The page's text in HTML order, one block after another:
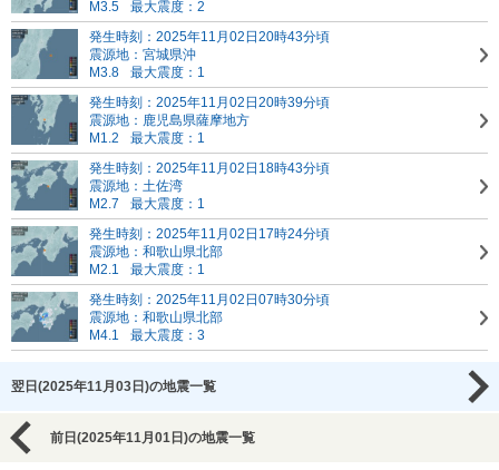
M3.5
最大震度：2
発生時刻：2025年11月02日20時43分頃
震源地：宮城県沖
M3.8
最大震度：1
発生時刻：2025年11月02日20時39分頃
震源地：鹿児島県薩摩地方
M1.2
最大震度：1
発生時刻：2025年11月02日18時43分頃
震源地：土佐湾
M2.7
最大震度：1
発生時刻：2025年11月02日17時24分頃
震源地：和歌山県北部
M2.1
最大震度：1
発生時刻：2025年11月02日07時30分頃
震源地：和歌山県北部
M4.1
最大震度：3
翌日(2025年11月03日)の地震一覧
前日(2025年11月01日)の地震一覧